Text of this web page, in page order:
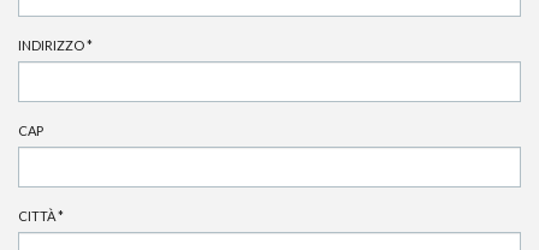
INDIRIZZO*
CAP
CITTÀ*